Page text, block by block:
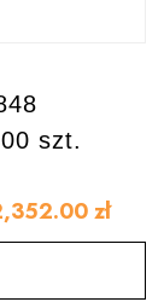
szt.
zł